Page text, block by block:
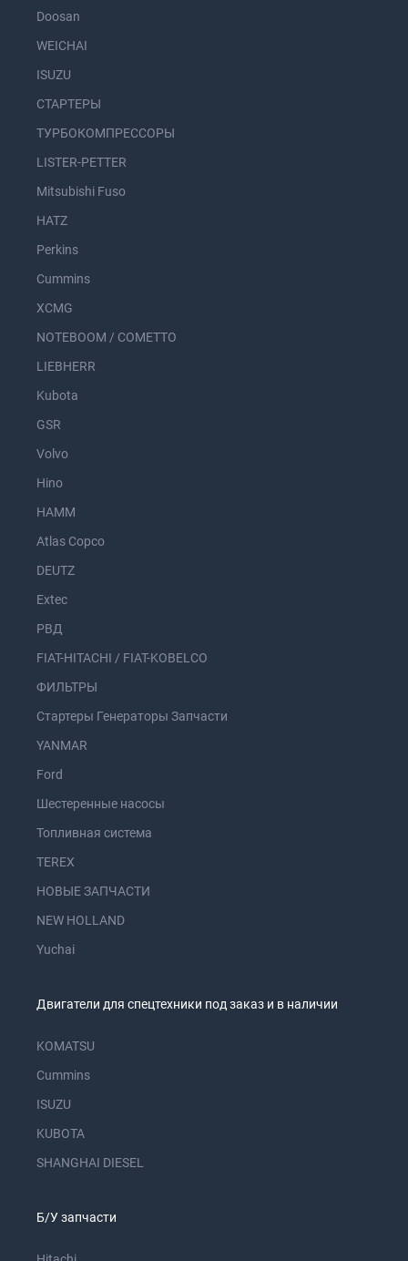
Doosan
WEICHAI
ISUZU
СТАРТЕРЫ
ТУРБОКОМПРЕССОРЫ
LISTER-PETTER
Mitsubishi Fuso
HATZ
Perkins
Cummins
XCMG
NOTEBOOM / COMETTO
LIEBHERR
Kubota
GSR
Volvo
Hino
HAMM
Atlas Copco
DEUTZ
Extec
РВД
FIAT-HITACHI / FIAT-KOBELCO
ФИЛЬТРЫ
Стартеры Генераторы Запчасти
YANMAR
Ford
Шестеренные насосы
Топливная система
TEREX
НОВЫЕ ЗАПЧАСТИ
NEW HOLLAND
Yuchai
Двигатели для спецтехники под заказ и в наличии
KOMATSU
Cummins
ISUZU
KUBOTA
SHANGHAI DIESEL
Б/У запчасти